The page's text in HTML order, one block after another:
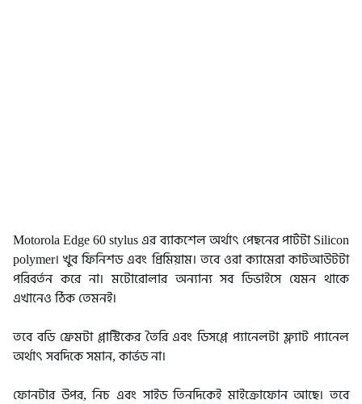
Motorola Edge 60 stylus এর ব্যাকশেল অর্থাৎ পেছনের পার্টটা Silicon
polymer। খুব ফিনিশড এবং প্রিমিয়াম। তবে ওরা ক্যামেরা কাটআউটটা
পরিবর্তন করে না। মটোরোলার অন্যান্য সব ডিভাইসে যেমন থাকে
এখানেও ঠিক তেমনই।
তবে বডি ফ্রেমটা প্লাস্টিকের তৈরি এবং ডিসপ্লে প্যানেলটা ফ্ল্যাট প্যানেল
অর্থাৎ সবদিকে সমান, কার্ভড না।
ফোনটার উপর, নিচ এবং সাইড তিনদিকেই মাইক্রোফোন আছে। তবে